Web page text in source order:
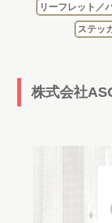
リーフレット／
ステッ
株式会社